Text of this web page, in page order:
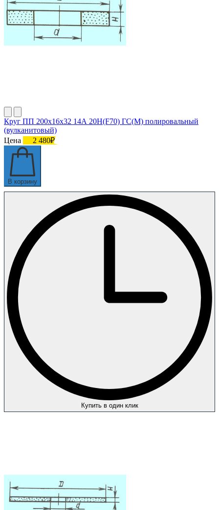
Круг ПП 200х16х32 14А 20Н(F70) ГС(M) полировальный
(вулканитовый)
Цена
2 480₽
В корзину
Купить в один клик